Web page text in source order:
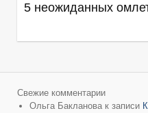
5 неожиданных
Свежие комментарии
Ольга Бакланова к записи